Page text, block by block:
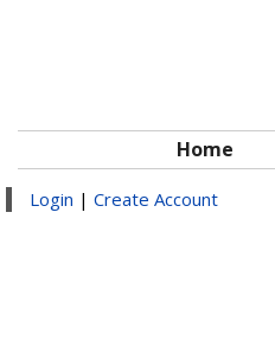
Home
Login | Create Account